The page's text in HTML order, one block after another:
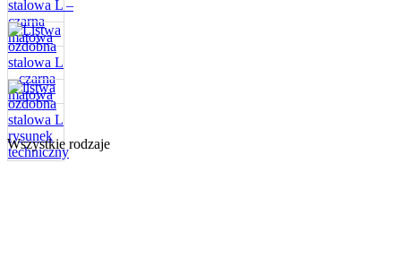
Wszystkie rodzaje